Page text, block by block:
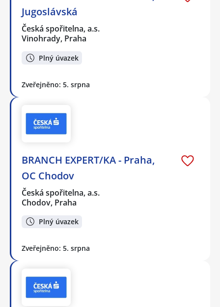
Jugoslávská
Česká spořitelna, a.s.
Vinohrady, Praha
Plný úvazek
Zveřejněno: 5. srpna
BRANCH EXPERT/KA - Praha,
OC Chodov
Česká spořitelna, a.s.
Chodov, Praha
Plný úvazek
Zveřejněno: 5. srpna